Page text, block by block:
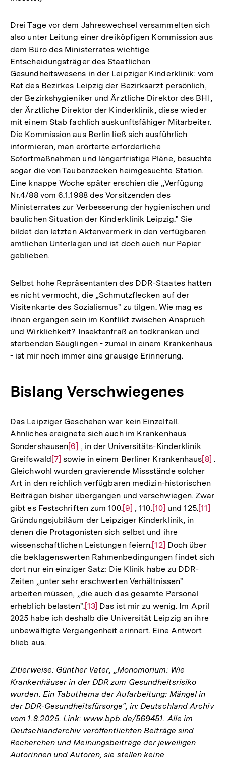
Drei Tage vor dem Jahreswechsel versammelten sich
also unter Leitung einer dreiköpfigen Kommission aus
dem Büro des Ministerrates wichtige
Entscheidungsträger des Staatlichen
Gesundheitswesens in der Leipziger Kinderklinik: vom
Rat des Bezirkes Leipzig der Bezirksarzt persönlich,
der Bezirkshygieniker und Ärztliche Direktor des BHI,
der Ärztliche Direktor der Kinderklinik, diese wieder
mit einem Stab fachlich auskunftsfähiger Mitarbeiter.
Die Kommission aus Berlin ließ sich ausführlich
informieren, man erörterte erforderliche
Sofortmaßnahmen und längerfristige Pläne, besuchte
sogar die von Taubenzecken heimgesuchte Station.
Eine knappe Woche später erschien die „Verfügung
Nr.4/88 vom 6.1.1988 des Vorsitzenden des
Ministerrates zur Verbesserung der hygienischen und
baulichen Situation der Kinderklinik Leipzig." Sie
bildet den letzten Aktenvermerk in den verfügbaren
amtlichen Unterlagen und ist doch auch nur Papier
geblieben.
Selbst hohe Repräsentanten des DDR-Staates hatten
es nicht vermocht, die „Schmutzflecken auf der
Visitenkarte des Sozialismus" zu tilgen. Wie mag es
ihnen ergangen sein im Konflikt zwischen Anspruch
und Wirklichkeit? Insektenfraß an todkranken und
sterbenden Säuglingen - zumal in einem Krankenhaus
- ist mir noch immer eine grausige Erinnerung.
Bislang Verschwiegenes
Das Leipziger Geschehen war kein Einzelfall.
Ähnliches ereignete sich auch im Krankenhaus
SondershausenZur
Auflösung
der
Fußnote
[6] , in der Universitäts-Kinderklinik
GreifswaldZur
Auflösung
der
Fußnote
[7] sowie in einem Berliner KrankenhausZur
der
[8] .
Gleichwohl wurden gravierende Missstände solcher
Art in den reichlich verfügbaren medizin-historischen
Beiträgen bisher übergangen und verschwiegen. Zwar
gibt es Festschriften zum 100.Zur
Auflösung
der
Fußnote
[9] , 110.Zur
Auflösung
der
Fußnote
[10] und 125.Zur
[11]
Gründungsjubiläum der Leipziger Kinderklinik, in
denen die Protagonisten sich selbst und ihre
wissenschaftlichen Leistungen feiern.Zur
Auflösung
der
Fußnote
[12] Doch über
die beklagenswerten Rahmenbedingungen findet sich
dort nur ein einziger Satz: Die Klinik habe zu DDR-
Zeiten „unter sehr erschwerten Verhältnissen"
arbeiten müssen, „die auch das gesamte Personal
erheblich belasten".Zur
Auflösung
der
[13] Das ist mir zu wenig. Im April
2025 habe ich deshalb die Universität Leipzig an ihre
unbewältigte Vergangenheit erinnert. Eine Antwort
blieb aus.
Zitierweise: Günther Vater, „Monomorium: Wie
Krankenhäuser in der DDR zum Gesundheitsrisiko
wurden. Ein Tabuthema der Aufarbeitung: Mängel in
der DDR-Gesundheitsfürsorge", in: Deutschland Archiv
vom 1.8.2025. Link: www.bpb.de/569451. Alle im
Deutschlandarchiv veröffentlichten Beiträge sind
Recherchen und Meinungsbeiträge der jeweiligen
Autorinnen und Autoren, sie stellen keine